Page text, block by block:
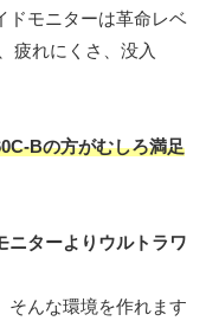
ドモニターは革命レベ
疲れにくさ、没入
Bの方がむしろ満足
ニターよりウルトラワ
そんな環境を作れます